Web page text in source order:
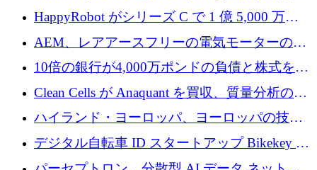
に 600 万ユーロを調達
HappyRobot がシリーズ C で 1 億 5,000 万ド
ルを獲得し、企業運営向けにエージェント AI
を拡張
AEM、レアアースフリーの電気モーターの革
新を加速するために1,600万ポンドを確保
10倍の銀行が4,000万ポンドの負債と株式を調
達
Clean Cells が Anaquant を買収、質量分析の専
門知識によるバイオ医薬品の品質管理を拡大
ハイランド・ヨーロッパ、ヨーロッパの技術
規模拡大を支援するために11億ユーロのファ
ンドVIを閉鎖
デジタル自転車 ID スタートアップ Bikekey が
TÖNNJES への投資を確保